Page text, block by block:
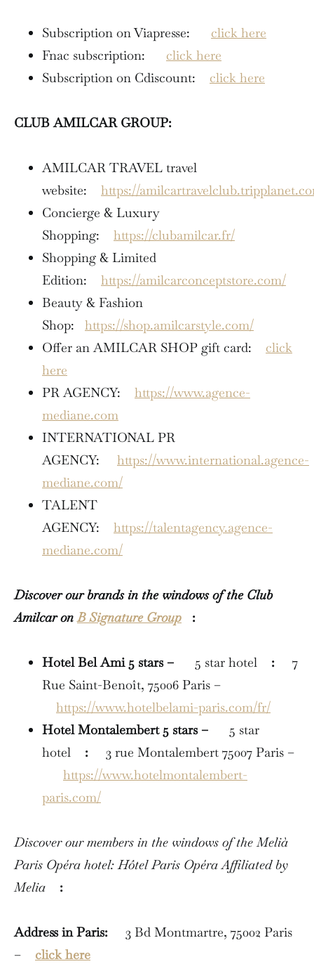
Subscription on Viapresse: click here
Fnac subscription: click here
Subscription on Cdiscount: click here
CLUB AMILCAR GROUP:
AMILCAR TRAVEL travel
website: https://
Concierge & Luxury
Shopping: https://clubamilcar.fr/
Shopping & Limited
Edition: https://amilcarconceptstore.com/
Beauty & Fashion
Shop: https://shop.amilcarstyle.com/
Offer an AMILCAR SHOP gift card: click
here
PR AGENCY: https://www.agence-
mediane.com
INTERNATIONAL PR
AGENCY: https://www.international.agence-
mediane.com/
TALENT
AGENCY: https://talentagency.agence-
mediane.com/
Discover our brands in the windows of the Club
Amilcar on B Signature Group :
Hotel Bel Ami 5 stars – 5 star hotel : 7
Rue Saint-Benoît, 75006 Paris –
https://www.hotelbelami-paris.com/fr/
Hotel Montalembert 5 stars –
5 star
hotel : 3 rue Montalembert 75007 Paris –
https://www.hotelmontalembert-
paris.com/
Discover our members in the windows of the Melià
Paris Opéra hotel: Hôtel Paris Opéra Affiliated by
Melia
:
Address in Paris:
3 Bd Montmartre, 75002 Paris
– click here